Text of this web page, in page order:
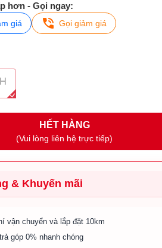
hơn - Gọi ngay:
giá Gọi giảm giá
HẾT HÀNG
(Vui lòng liên hệ trực tiếp)
& Khuyến mãi
vận chuyển và lắp đặt 10km
góp 0% nhanh chóng